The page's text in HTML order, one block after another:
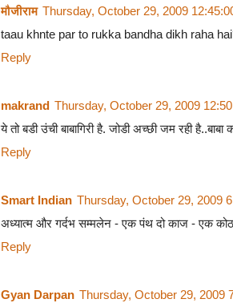
मौजीराम Thursday, October 29, 2009
taau khnte par to rukka bandha dikh raha
Reply
makrand Thursday, October 29, 2009
ये तो बडी उंची बाबागिरी है. जोडी अच्छी जम रही
Reply
Smart Indian Thursday, October 29, 2009
अध्यात्म और गर्दभ सम्मलेन - एक पंथ दो काज - एक
Reply
Gyan Darpan Thursday, October 29, 2009